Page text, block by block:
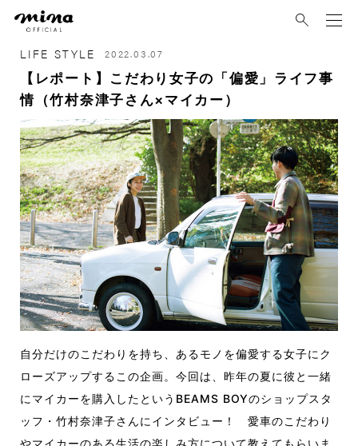
LIFE STYLE 2022.03.07
【レポート】こだわり女子の「偏愛」ライフ事
情（竹村奈津子さん×マイカー）
自分だけのこだわりを持ち、あるモノを偏愛する女子にク
ローズアップするこの企画。今回は、昨年の夏に彼と一緒
にマイカーを購入したというBEAMS BOYのショップスタ
ッフ・竹村奈津子さんにインタビュー！ 愛車のこだわり